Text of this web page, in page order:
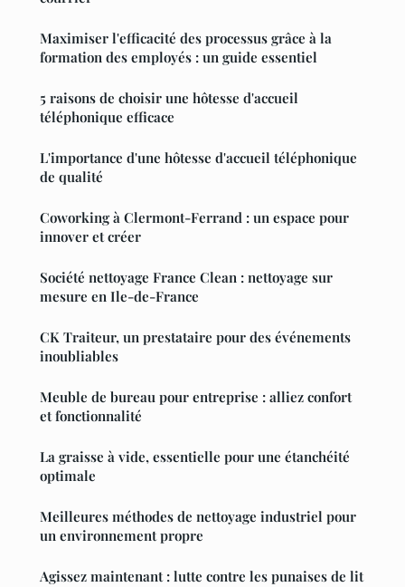
Maximiser l'efficacité des processus grâce à la
formation des employés : un guide essentiel
5 raisons de choisir une hôtesse d'accueil
téléphonique efficace
L'importance d'une hôtesse d'accueil téléphonique
de qualité
Coworking à Clermont-Ferrand : un espace pour
innover et créer
Société nettoyage France Clean : nettoyage sur
mesure en Ile-de-France
CK Traiteur, un prestataire pour des événements
inoubliables
Meuble de bureau pour entreprise : alliez confort
et fonctionnalité
La graisse à vide, essentielle pour une étanchéité
optimale
Meilleures méthodes de nettoyage industriel pour
un environnement propre
Agissez maintenant : lutte contre les punaises de lit